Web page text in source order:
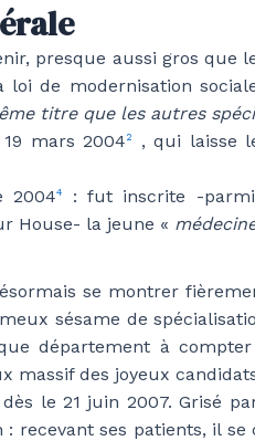
presque aussi gros que
de modernisation
titre que les autres
mars 2004 2
, qui laisse
20044 : fut inscrite -parmi
House- la jeune «
se montrer
sésame de
département à
massif des joyeux
le 21 juin 2007. Grisé
recevant ses patients, il